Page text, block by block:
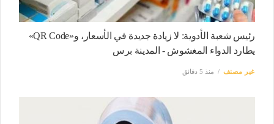
رئيس شعبة الأدوية: لا زيادة جديدة في الأسعار، و«QR Code»
يطارد الدواء المغشوش - المدينة برس
غير مصنف منذ 5 دقائق